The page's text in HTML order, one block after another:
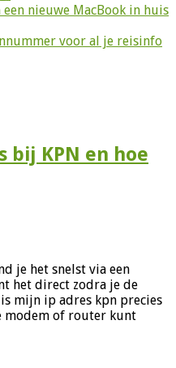
nieuwe MacBook in huis
voor al je reisinfo
bij KPN en hoe
je het snelst via een
het direct zodra je de
mijn ip adres kpn precies
modem of router kunt